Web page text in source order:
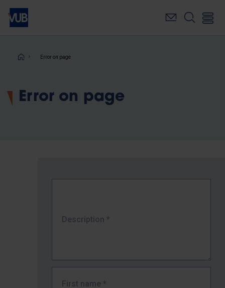
Skip
main
Breadcrumb
Error on page
Error on page
Description *
First name *